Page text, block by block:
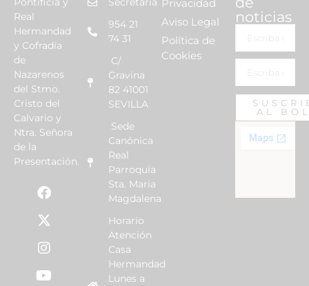
Real
Hermandad
y Cofradía
de
Nazarenos
del Stmo.
Cristo del
Calvario y
Ntra. Señora
de la
Presentación.
954 21
74 31
C/
Gravina
82 41001
SEVILLA
Sede
Canónica
Real
Parroquia
Sta. Maria
Magdalena
Horario
Atención
Casa
Hermandad
Lunes a
Privacidad
Aviso Legal
Política de
Cookies
noticias
AL